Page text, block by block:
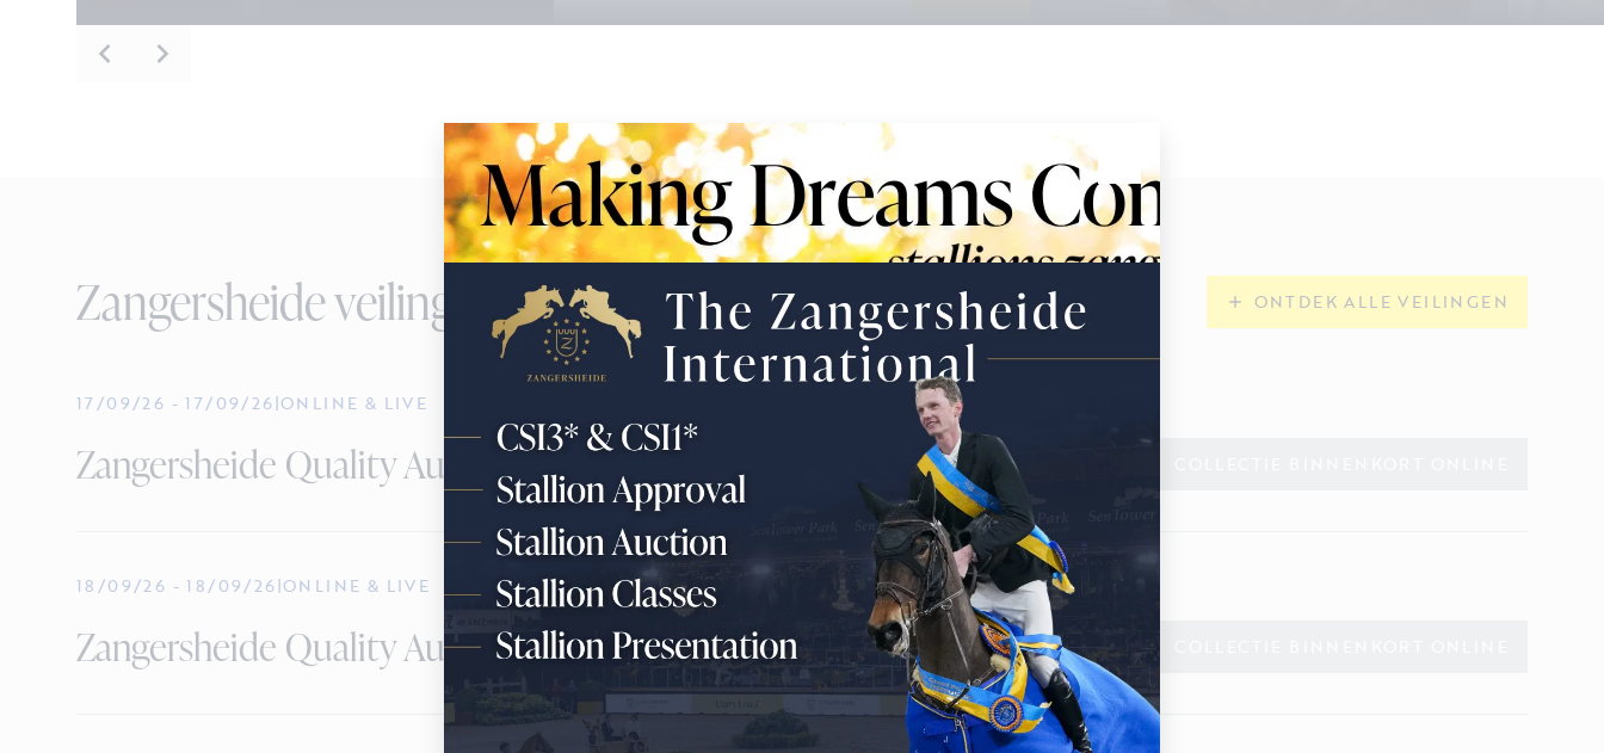
Zangersheide veilingen ONTDEK ALLE VEILINGEN
17/09/26 -17/09/26|ONLINE & LIVE
Zangersheide Quality Auction - Young Horses & Embryo's
18/09/26 -18/09/26|ONLINE & LIVE
Zangersheide Quality Auction - Friday Foals